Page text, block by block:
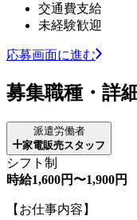
交通費支給
未経験歓迎
応募画面に進む
募集職種・詳
派遣労働者
家電販売スタッフ
シフト制
時給1,600円〜1,900円
【お仕事内容】